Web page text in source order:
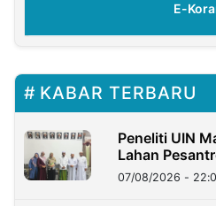
E-
KABAR TERBARU
Peneliti UIN
Lahan
07/08/2026 -